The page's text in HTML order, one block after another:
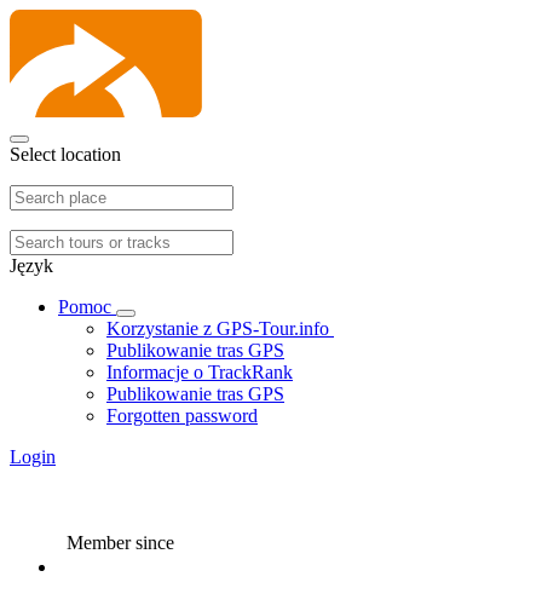
Select location
Język
Pomoc
Korzystanie z GPS-Tour.info
Publikowanie tras GPS
Informacje o TrackRank
Publikowanie tras GPS
Forgotten password
Login
Member since